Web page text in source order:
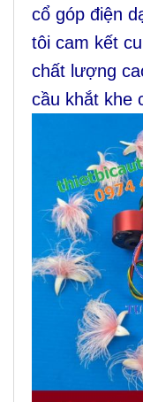
cổ góp điện
tôi cam kết
chất lượng
cầu khắt khe